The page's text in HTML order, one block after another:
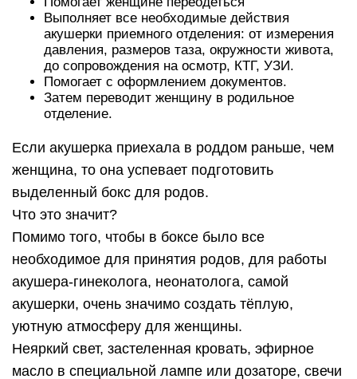
Выполняет все необходимые действия
акушерки приемного отделения: от измерения
давления, размеров таза, окружности живота,
до сопровождения на осмотр, КТГ, УЗИ.
Помогает с оформлением документов.
Затем переводит женщину в родильное
отделение.
Если акушерка приехала в роддом раньше, чем
женщина, то она успевает подготовить
выделенный бокс для родов.
Что это значит?
Помимо того, чтобы в боксе было все
необходимое для принятия родов, для работы
акушера-гинеколога, неонатолога, самой
акушерки, очень значимо создать тёплую,
уютную атмосферу для женщины.
Неяркий свет, застеленная кровать, эфирное
масло в специальной лампе или дозаторе, свечи